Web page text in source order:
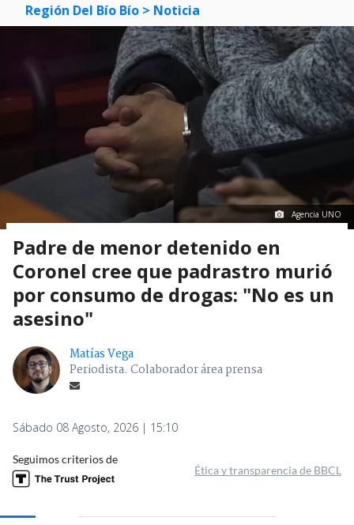
Región Del Bío Bío > Noticia
Agencia UNO
Padre de menor detenido en
Coronel cree que padrastro murió
por consumo de drogas: "No es un
asesino"
Matías Vega
Periodista. Colaborador área prensa
Sábado 08 Agosto, 2026 | 15:10
Seguimos criterios de
Ética y transparencia de BBCL